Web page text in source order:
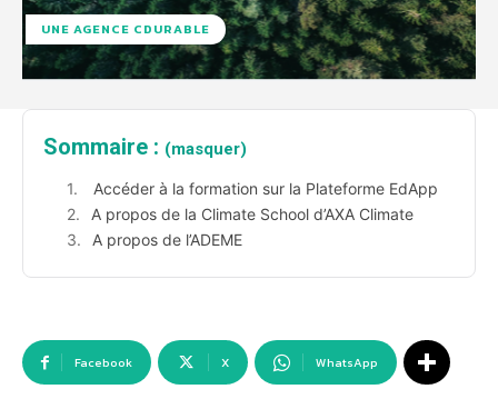
UNE AGENCE CDURABLE
Sommaire : (masquer)
Accéder à la formation sur la Plateforme EdApp
A propos de la Climate School d’AXA Climate
A propos de l’ADEME
Facebook X WhatsApp